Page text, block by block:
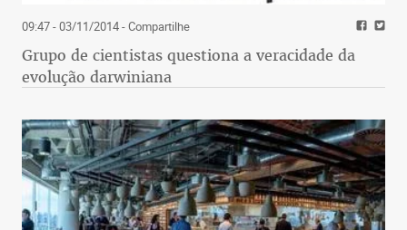
09:47 - 03/11/2014- Compartilhe
Grupo de cientistas questiona a veracidade da
evolução darwiniana